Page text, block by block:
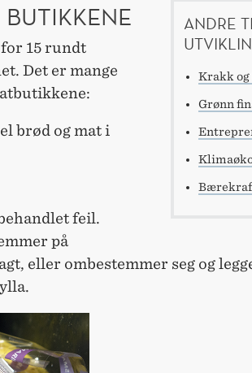
ANDRE
Krakk
Grønn
15 rundt
Det er mange
brød og mat i
feil.
på
eller ombestemmer seg og